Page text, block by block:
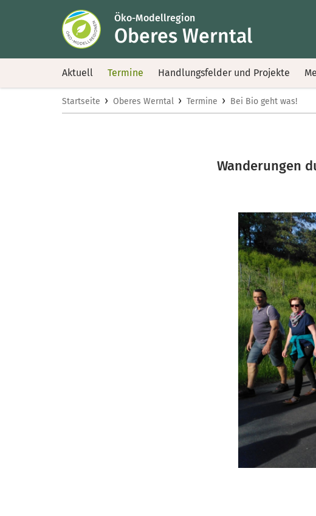
Öko-Modellregion
Oberes Werntal
Aktuell Termine Handlungsfelder und Projekte
Startseite › Oberes Werntal › Termine › Bei Bio geht was!
Wanderungen